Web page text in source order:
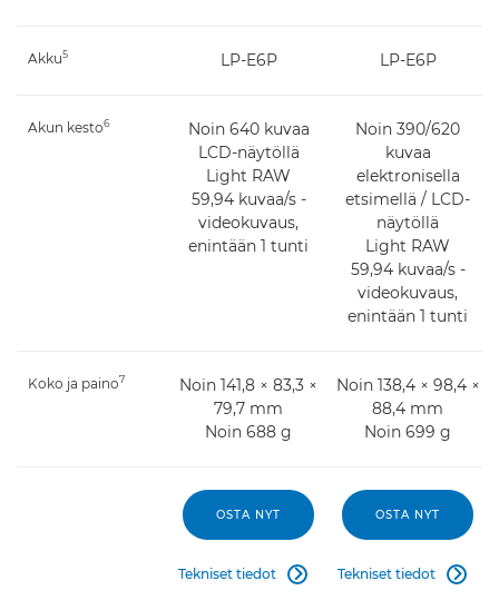
Akku5 LP-E6P LP-E6P
Akun kesto6
Noin 640 kuvaa
LCD-näytöllä
Light RAW
59,94 kuvaa/s -
videokuvaus,
enintään 1 tunti
Noin 390/620
kuvaa
elektronisella
etsimellä / LCD-
näytöllä
Light RAW
59,94 kuvaa/s -
videokuvaus,
enintään 1 tunti
Koko ja paino7
Noin 141,8 × 83,3 ×
79,7 mm
Noin 688 g
Noin 138,4 × 98,4 ×
88,4 mm
Noin 699 g
OSTA NYT
Tekniset tiedot 
OSTA NYT
Tekniset tiedot 